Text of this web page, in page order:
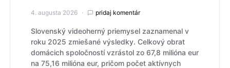
4. augusta 2026 pridaj komentár
Slovenský videoherný priemysel zaznamenal v
roku 2025 zmiešané výsledky. Celkový obrat
domácich spoločností vzrástol zo 67,8 milióna eur
na 75,16 milióna eur, pričom počet aktívnych